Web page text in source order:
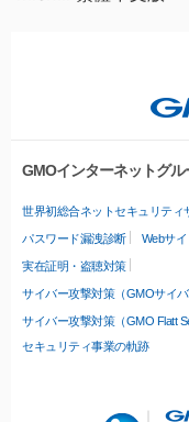
GMOインターネットグ
世界初総合ネットセキュリティ
パスワード漏洩診断 Webサ
実在証明・盗聴対策
サイバー攻撃対策（GMOサイ
サイバー攻撃対策（GMO Flatt
セキュリティ事業の軌跡